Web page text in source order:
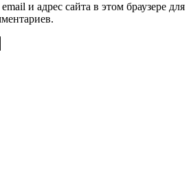
и адрес сайта в этом браузере для